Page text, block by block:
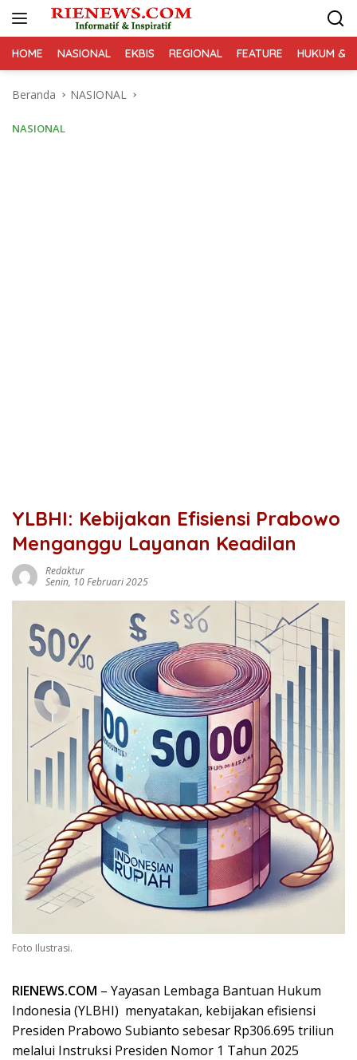
HOME NASIONAL EKBIS REGIONAL FEATURE HUKUM &
Beranda NASIONAL
NASIONAL
YLBHI: Kebijakan Efisiensi Prabowo
Menganggu Layanan Keadilan
Redaktur
Senin, 10 Februari 2025
Foto Ilustrasi.
RIENEWS.COM – Yayasan Lembaga Bantuan Hukum
Indonesia (YLBHI) menyatakan, kebijakan efisiensi
Presiden Prabowo Subianto sebesar Rp306.695 triliun
melalui Instruksi Presiden Nomor 1 Tahun 2025